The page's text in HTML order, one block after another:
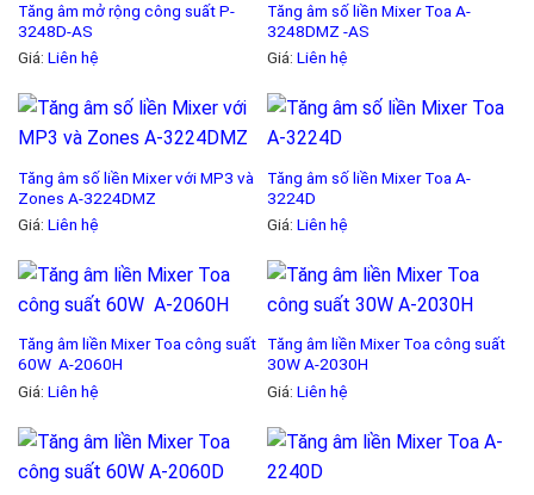
Tăng âm mở rộng công suất P-
3248D-AS
Giá: Liên hệ
Tăng âm số liền Mixer Toa A-
3248DMZ -AS
Giá: Liên hệ
Tăng âm số liền Mixer với MP3 và
Zones A-3224DMZ
Giá: Liên hệ
Tăng âm số liền Mixer Toa A-
3224D
Giá: Liên hệ
Tăng âm liền Mixer Toa công suất
60W A-2060H
Giá: Liên hệ
Tăng âm liền Mixer Toa công suất
30W A-2030H
Giá: Liên hệ